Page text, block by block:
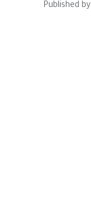
Published by